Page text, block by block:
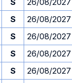
S 26/08/2027
S 26/08/2027
S 26/08/2027
S 26/08/2027
S 26/08/2027